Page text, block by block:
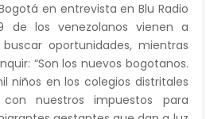
en entrevista en Blu Radio
de los venezolanos vienen a
oportunidades, mientras
“Son los nuevos bogotanos.
niños en los colegios distritales
nuestros impuestos para